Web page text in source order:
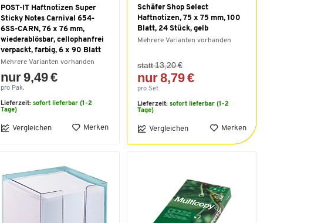
POST-IT Haftnotizen Super
Sticky Notes Carnival 654-
6SS-CARN, 76 x 76 mm,
wiederablösbar, cellophanfrei
verpackt, farbig, 6 x 90 Blatt
Mehrere Varianten vorhanden
nur 9,49 €
pro Pak.
Lieferzeit: sofort lieferbar (1-2
Tage)
Vergleichen Merken
Schäfer Shop Select
Haftnotizen, 75 x 75 mm, 100
Blatt, 24 Stück, gelb
Mehrere Varianten vorhanden
statt 13,20 €
nur 8,79 €
pro Set
Lieferzeit: sofort lieferbar (1-2
Tage)
Vergleichen Merken